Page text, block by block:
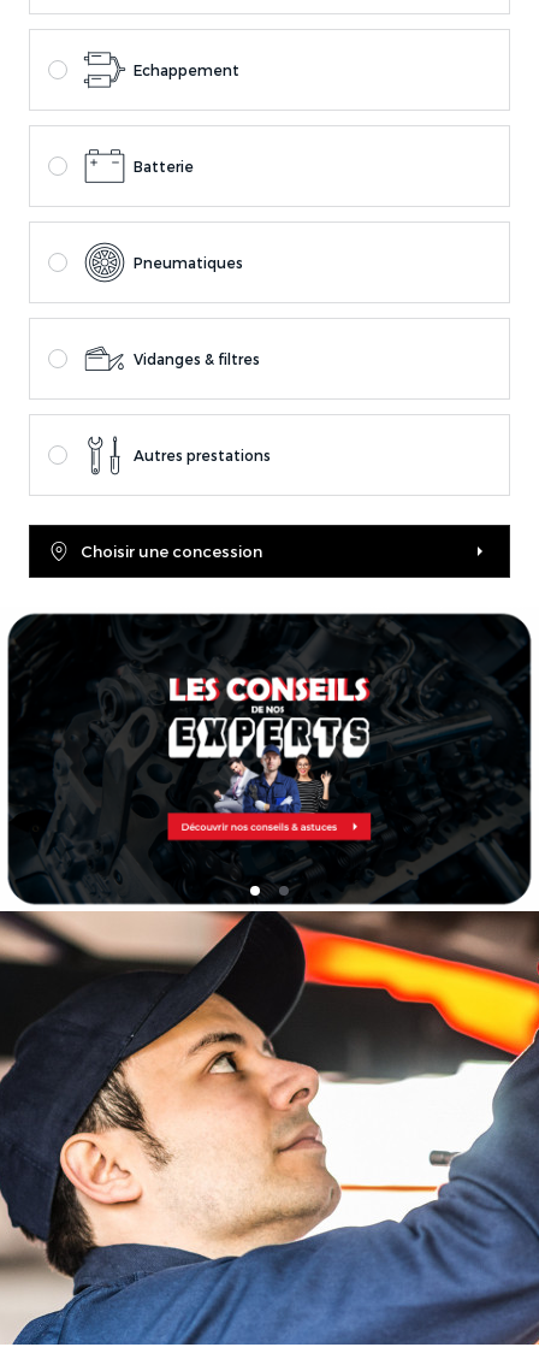
Echappement
Batterie
Pneumatiques
Vidanges & filtres
Autres prestations
Choisir une concession